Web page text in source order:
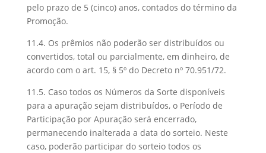
pelo prazo de 5 (cinco) anos, contados do término da
Promoção.
11.4. Os prêmios não poderão ser distribuídos ou
convertidos, total ou parcialmente, em dinheiro, de
acordo com o art. 15, § 5º do Decreto nº 70.951/72.
11.5. Caso todos os Números da Sorte disponíveis
para a apuração sejam distribuídos, o Período de
Participação por Apuração será encerrado,
permanecendo inalterada a data do sorteio. Neste
caso, poderão participar do sorteio todos os